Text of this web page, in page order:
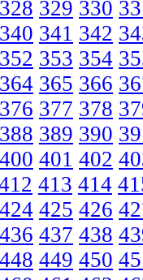
328 329 330
340 341 342
352 353 354
364 365 366
376 377 378
388 389 390
400 401 402
413 414
424 425 426
436 437 438
448 449 450